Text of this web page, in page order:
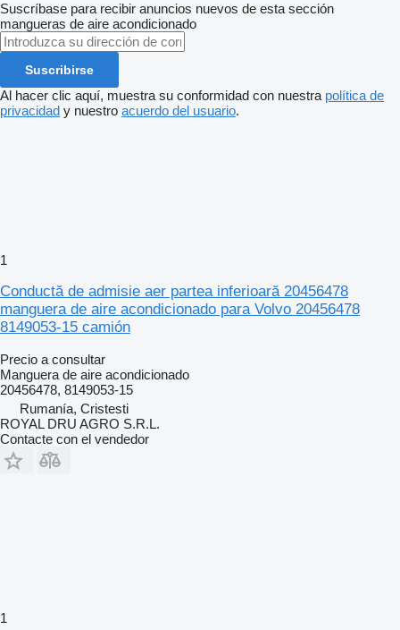
Suscríbase para recibir anuncios nuevos de esta sección
mangueras de aire acondicionado
Suscribirse
Al hacer clic aquí, muestra su conformidad con nuestra política de
privacidad y nuestro acuerdo del usuario.
1
Conductă de admisie aer partea inferioară 20456478
manguera de aire acondicionado para Volvo 20456478
8149053-15 camión
Precio a consultar
Manguera de aire acondicionado
20456478, 8149053-15
Rumanía, Cristesti
ROYAL DRU AGRO S.R.L.
Contacte con el vendedor
1